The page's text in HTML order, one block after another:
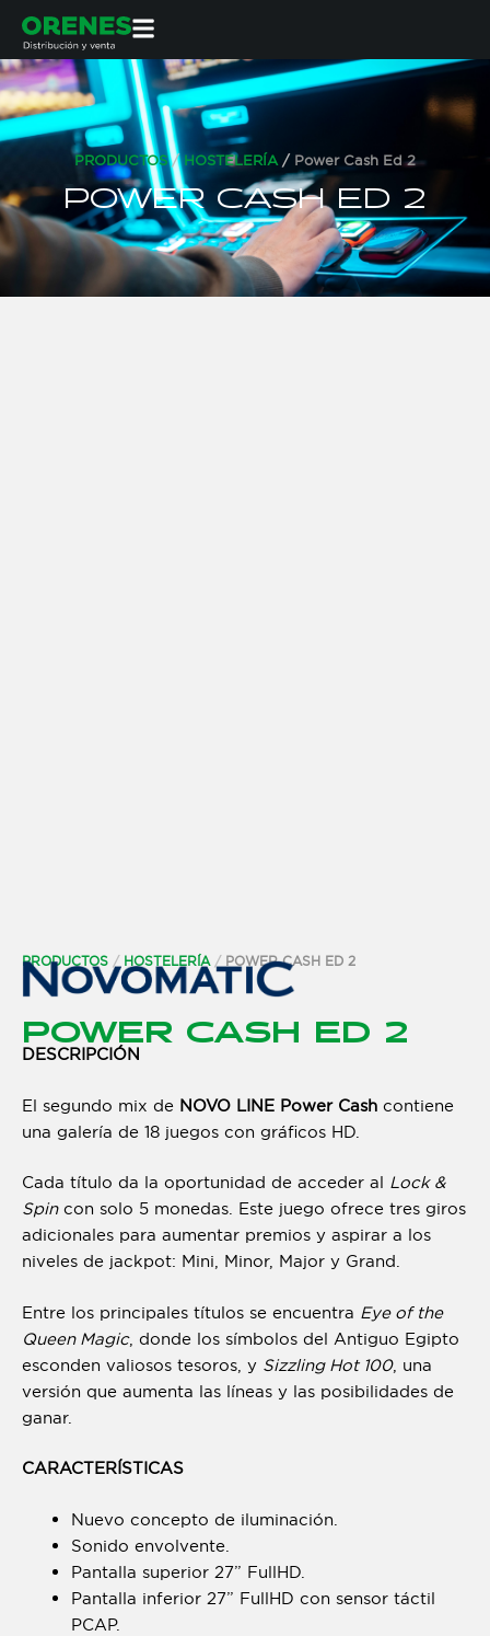
PRODUCTOS/HOSTELERÍA / Power Cash Ed 2
POWER CASH ED 2
PRODUCTOS / HOSTELERÍA / POWER CASH ED 2
POWER CASH ED 2
DESCRIPCIÓN
El segundo mix de NOVO LINE Power Cash contiene
una galería de 18 juegos con gráficos HD.
Cada título da la oportunidad de acceder al Lock &
Spincon solo 5 monedas. Este juego ofrece tres giros
adicionales para aumentar premios y aspirar a los
niveles de jackpot: Mini, Minor, Major y Grand.
Entre los principales títulos se encuentra Eye of the
Queen Magic, donde los símbolos del Antiguo Egipto
esconden valiosos tesoros, y Sizzling Hot 100, una
versión que aumenta las líneas y las posibilidades de
ganar.
CARACTERÍSTICAS
Nuevo concepto de iluminación.
Sonido envolvente.
Pantalla superior 27” FullHD.
Pantalla inferior 27” FullHD con sensor táctil
PCAP.